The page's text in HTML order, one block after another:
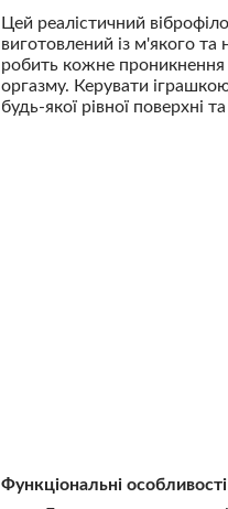
Цей реалістичний
виготовлений із м'якого
робить кожне проникнення
оргазму. Керувати
будь-якої рівної поверхні
Функціональні особливості